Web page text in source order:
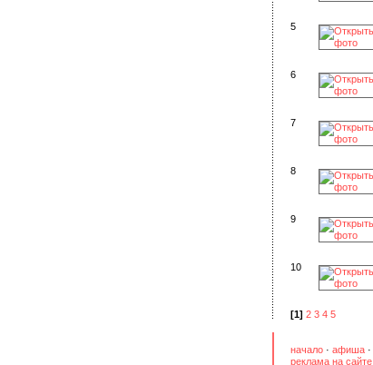
5
6
7
8
9
10
[1] 2 3 4 5
начало · афиша ·
реклама на сайте